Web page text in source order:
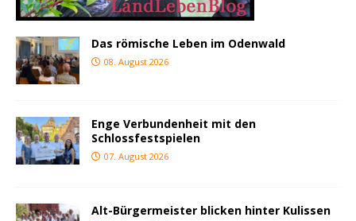
Das römische Leben im Odenwald
08. August 2026
Enge Verbundenheit mit den
Schlossfestspielen
07. August 2026
Alt-Bürgermeister blicken hinter Kulissen